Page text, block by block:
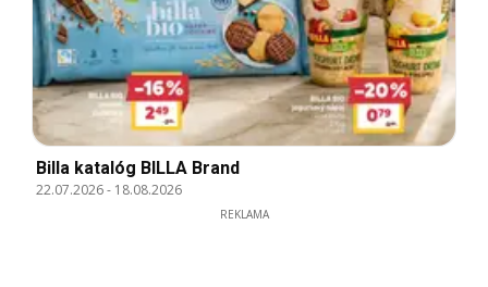
Billa katalóg BILLA Brand
22.07.2026- 18.08.2026
REKLAMA